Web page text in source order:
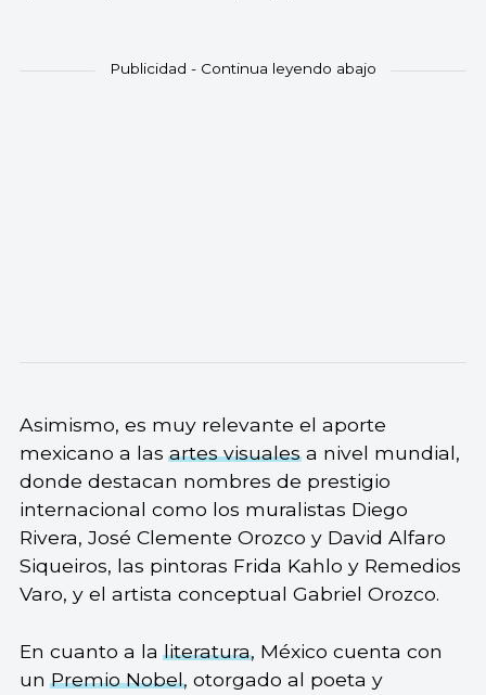
Asimismo, es muy relevante el aporte
mexicano a lasartes visualesa nivel mundial,
donde destacan nombres de prestigio
internacional como los muralistas Diego
Rivera, José Clemente Orozco y David Alfaro
Siqueiros, las pintoras Frida Kahlo y Remedios
Varo, y el artista conceptual Gabriel Orozco.
En cuanto a laliteratura, México cuenta con
unPremio Nobel, otorgado al poeta y